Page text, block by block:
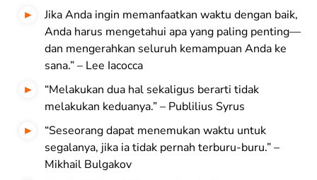
Jika Anda ingin memanfaatkan waktu dengan baik,
Anda harus mengetahui apa yang paling penting—
dan mengerahkan seluruh kemampuan Anda ke
sana.” – Lee Iacocca
“Melakukan dua hal sekaligus berarti tidak
melakukan keduanya.” – Publilius Syrus
“Seseorang dapat menemukan waktu untuk
segalanya, jika ia tidak pernah terburu-buru.” –
Mikhail Bulgakov